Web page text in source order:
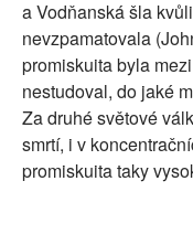
a Vodňanská šla
nevzpamatovala
promiskuita byla
nestudoval, do jaké
Za druhé světové
smrtí, i v
promiskuita taky